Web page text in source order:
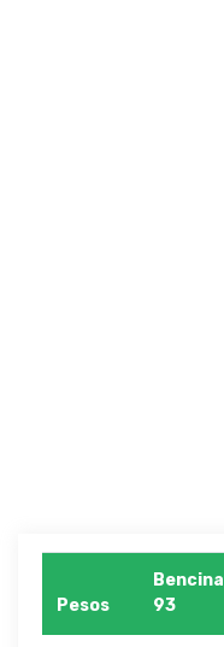
Pesos
Bencina
93